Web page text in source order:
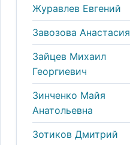
Журавлев Евгений
Завозова Анастасия
Зайцев Михаил
Георгиевич
Зинченко Майя
Анатольевна
Зотиков Дмитрий